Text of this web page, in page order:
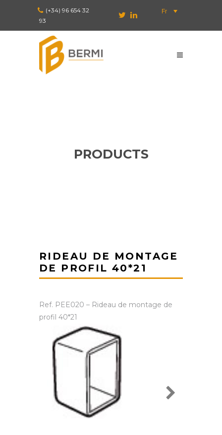
(+34) 96 654 32
93
Fr
PRODUCTS
RIDEAU DE MONTAGE
DE PROFIL 40*21
Ref. PEE020 – Rideau de montage de
profil 40*21